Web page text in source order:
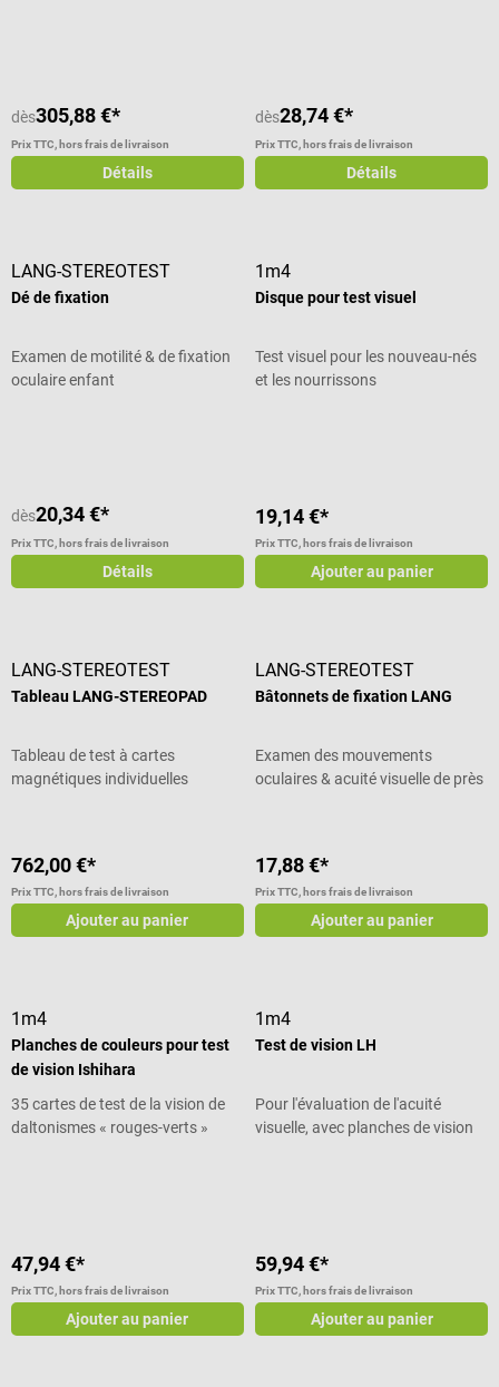
dès305,88 €*
Prix TTC, hors frais de livraison
Détails
dès28,74 €*
Prix TTC, hors frais de livraison
Détails
LANG-STEREOTEST
Dé de fixation
Examen de motilité & de fixation
oculaire enfant
dès20,34 €*
Prix TTC, hors frais de livraison
Détails
1m4
Disque pour test visuel
Test visuel pour les nouveau-nés
et les nourrissons
19,14 €*
Prix TTC, hors frais de livraison
Ajouter au panier
LANG-STEREOTEST
Tableau LANG-STEREOPAD
Tableau de test à cartes
magnétiques individuelles
762,00 €*
Prix TTC, hors frais de livraison
Ajouter au panier
LANG-STEREOTEST
Bâtonnets de fixation LANG
Examen des mouvements
oculaires & acuité visuelle de près
17,88 €*
Prix TTC, hors frais de livraison
Ajouter au panier
1m4
Planches de couleurs pour test
de vision Ishihara
35 cartes de test de la vision de
daltonismes « rouges-verts »
47,94 €*
Prix TTC, hors frais de livraison
Ajouter au panier
1m4
Test de vision LH
Pour l'évaluation de l'acuité
visuelle, avec planches de vision
59,94 €*
Prix TTC, hors frais de livraison
Ajouter au panier